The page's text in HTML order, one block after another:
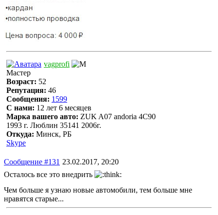
vagprofi
Мастер
Возраст: 52
Репутация: 46
Сообщения: 1599
С нами: 12 лет 6 месяцев
Марка вашего авто: ZUK A07 andoria 4C90
1993 г. Люблин 35141 2006г.
Откуда: Минск, РБ
Skype
Сообщение #131 23.02.2017, 20:20
Осталось все это внедрить
Чем больше я узнаю новые автомобили, тем больше мне
нравятся старые...